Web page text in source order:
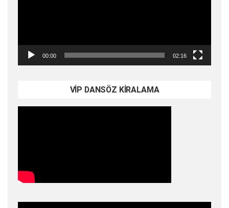
00:00 02:16
VİP DANSÖZ KİRALAMA